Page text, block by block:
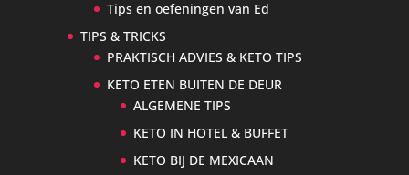
Tips en oefeningen van Ed
TIPS & TRICKS
PRAKTISCH ADVIES & KETO TIPS
KETO ETEN BUITEN DE DEUR
ALGEMENE TIPS
KETO IN HOTEL & BUFFET
KETO BIJ DE MEXICAAN